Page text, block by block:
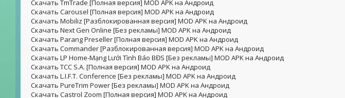
Скачать TmTrade [Полная версия] MOD APK на Андроид
Скачать Carousel [Полная версия] MOD APK на Андроид
Скачать Mobiliz [Разблокированная версия] MOD APK на Андроид
Скачать Next Gen Online [Без рекламы] MOD APK на Андроид
Скачать Parang Preseller [Полная версия] MOD APK на Андроид
Скачать Commander [Разблокированная версия] MOD APK на Андроид
Скачать LP Home-Mạng Lưới Tình Báo BĐS [Без рекламы] MOD APK на Андроид
Скачать TCC S.A. [Полная версия] MOD APK на Андроид
Скачать L.I.F.T. Conference [Без рекламы] MOD APK на Андроид
Скачать PureTrim Power [Без рекламы] MOD APK на Андроид
Скачать Castrol Zoom [Полная версия] MOD APK на Андроид